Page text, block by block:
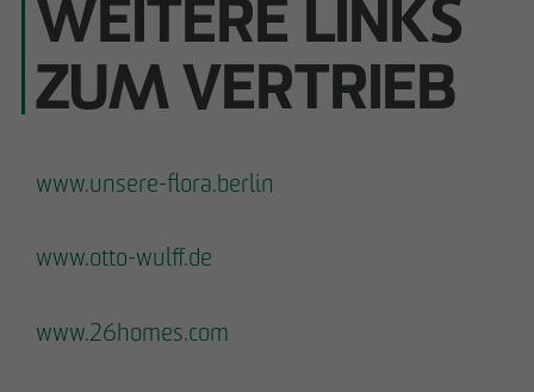
WEITERE LINKS
ZUM VERTRIEB
www.unsere-flora.berlin
www.otto-wulff.de
www.26homes.com
+49 151 15990464
Hinweisgeberformular
Impressum